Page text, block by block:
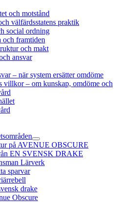
och motstånd
välfärdsstatens praktik
social ordning
och framtiden
och makt
ansvar
– när system ersätter omdöme
villkor – om kunskap, omdöme och
öppna
meny
på AVENUE OBSCURE
EN SVENSK DRAKE
Lärverk
sparvar
drake
Obscure